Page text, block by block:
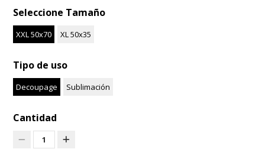
Seleccione Tamaño
XXL 50x70 XL 50x35
Tipo de uso
Decoupage Sublimación
Cantidad
1